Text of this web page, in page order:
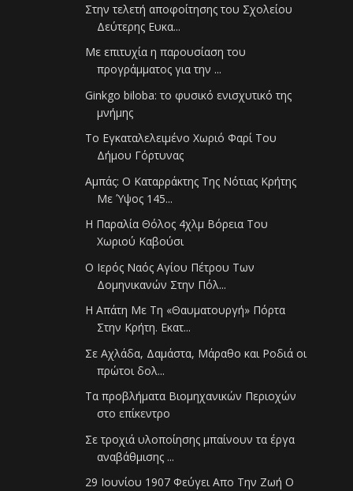
Στην τελετή αποφοίτησης του Σχολείου
Δεύτερης Ευκα...
Με επιτυχία η παρουσίαση του
προγράμματος για την ...
Ginkgo biloba: το φυσικό ενισχυτικό της
μνήμης
Το Εγκαταλελειμένο Χωριό Φαρί Του
Δήμου Γόρτυνας
Αμπάς: Ο Καταρράκτης Της Νότιας Κρήτης
Με Ύψος 145...
Η Παραλία Θόλος 4χλμ Βόρεια Του
Χωριού Καβούσι
Ο Ιερός Ναός Αγίου Πέτρου Των
Δομηνικανών Στην Πόλ...
Η Απάτη Με Τη «Θαυματουργή» Πόρτα
Στην Κρήτη. Εκατ...
Σε Αχλάδα, Δαμάστα, Μάραθο και Ροδιά οι
πρώτοι δολ...
Τα προβλήματα Βιομηχανικών Περιοχών
στο επίκεντρο
Σε τροχιά υλοποίησης μπαίνουν τα έργα
αναβάθμισης ...
29 Ιουνίου 1907 Φεύγει Απο Την Ζωή Ο